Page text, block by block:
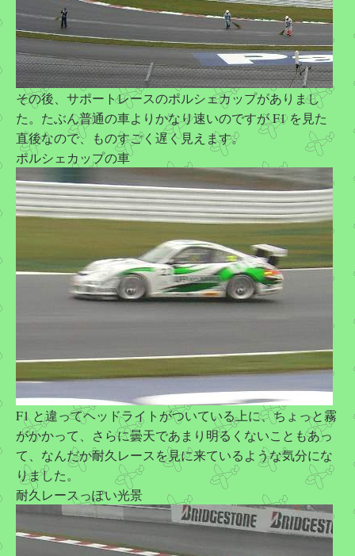
その後、サポートレースのポルシェカップがありまし
た。たぶん普通の車よりかなり速いのですが F1 を見た
直後なので、ものすごく遅く見えます。
ポルシェカップの車
F1 と違ってヘッドライトがついている上に、ちょっと霧
がかかって、さらに曇天であまり明るくないこともあっ
て、なんだか耐久レースを見に来ているような気分にな
りました。
耐久レースっぽい光景